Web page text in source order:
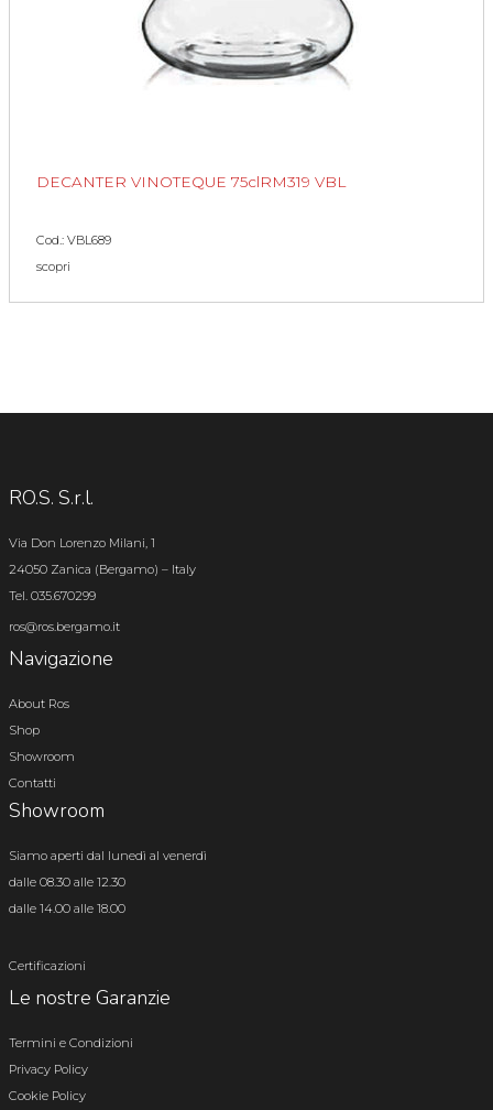
DECANTER VINOTEQUE 75clRM319 VBL
Cod.: VBL689
scopri
RO.S. S.r.l.
Via Don Lorenzo Milani, 1
24050 Zanica (Bergamo) – Italy
Tel. 035.670299
ros@ros.bergamo.it
Navigazione
About Ros
Shop
Showroom
Contatti
Showroom
Siamo aperti dal lunedì al venerdì
dalle 08.30 alle 12.30
dalle 14.00 alle 18.00
Certificazioni
Le nostre Garanzie
Termini e Condizioni
Privacy Policy
Cookie Policy